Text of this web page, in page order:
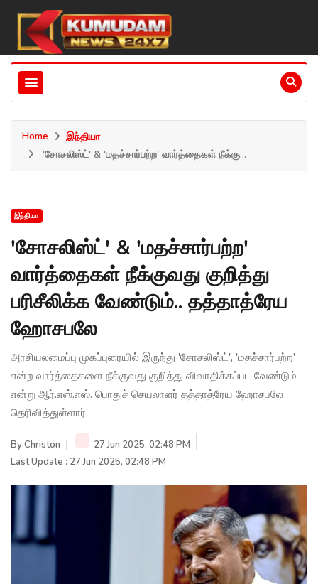
Home
இந்தியா
'சோசலிஸ்ட்' & 'மதச்சார்பற்ற' வார்த்தைகள் நீக்கு...
இந்தியா
'சோசலிஸ்ட்' & 'மதச்சார்பற்ற'
வார்த்தைகள் நீக்குவது குறித்து
பரிசீலிக்க வேண்டும்.. தத்தாத்ரேய
ஹோசபலே
அரசியலமைப்பு முகப்புரையில் இருந்து 'சோசலிஸ்ட்', 'மதச்சார்பற்ற'
என்ற வார்த்தைகளை நீக்குவது குறித்து விவாதிக்கப்பட வேண்டும்
என்று ஆர்.எஸ்.எஸ். பொதுச் செயலாளர் தத்தாத்ரேய ஹோசபலே
தெரிவித்துள்ளார்.
ByChriston
27 Jun 2025, 02:48 PM
Last Update : 27 Jun 2025, 02:48 PM